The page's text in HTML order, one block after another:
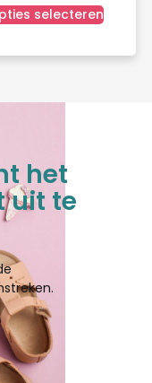
selecteren
het
uit te